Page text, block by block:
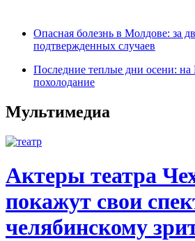
Опасная болезнь в Молдове: за
подтвержденных случаев
Последние теплые дни осени: на
похолодание
Мультимедиа
Актеры театра
покажут свои
челябинскому